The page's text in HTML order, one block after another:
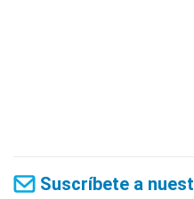
Suscríbete a